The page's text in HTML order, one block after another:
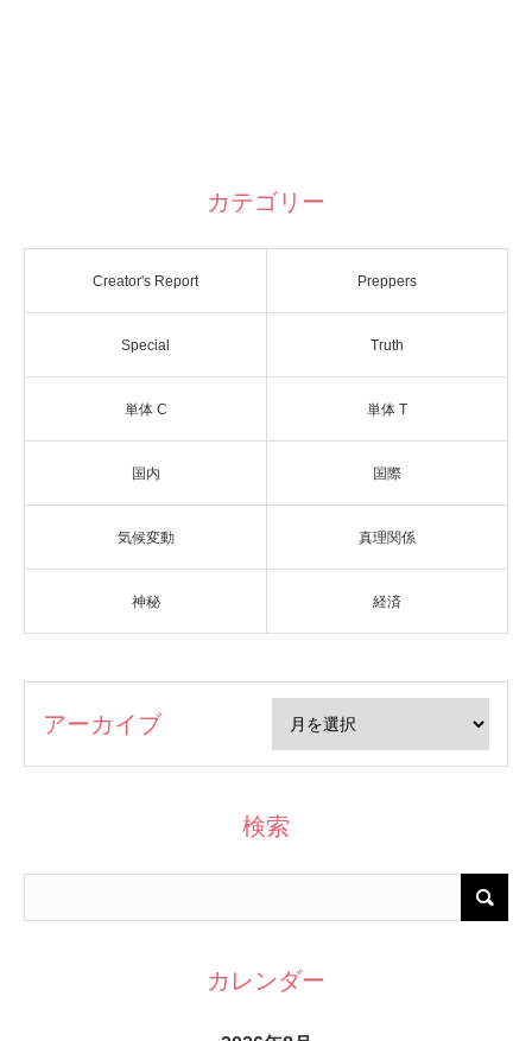
カテゴリー
Creator's Report Preppers
Special Truth
単体 C 単体 T
国内 国際
気候変動 真理関係
神秘 経済
アーカイブ
検索
カレンダー